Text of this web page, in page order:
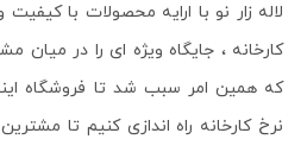
لاله زار نو با ارایه محصولات با
کارخانه ، جایگاه ویژه ای را در میان
که همین امر سبب شد تا فروشگاه
نرخ کارخانه راه اندازی کنیم تا